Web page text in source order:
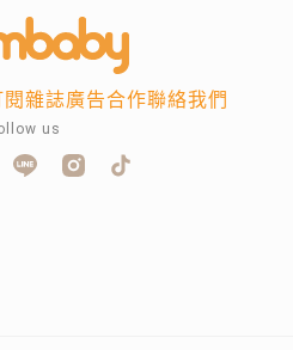
閱雜誌廣告合作聯絡我們
us